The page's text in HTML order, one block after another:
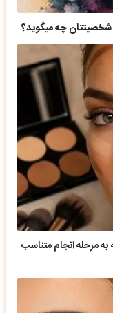
شخصیتتان چه میگوید؟
به مرحله انجام متناسب